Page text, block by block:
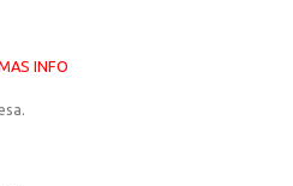
INFO